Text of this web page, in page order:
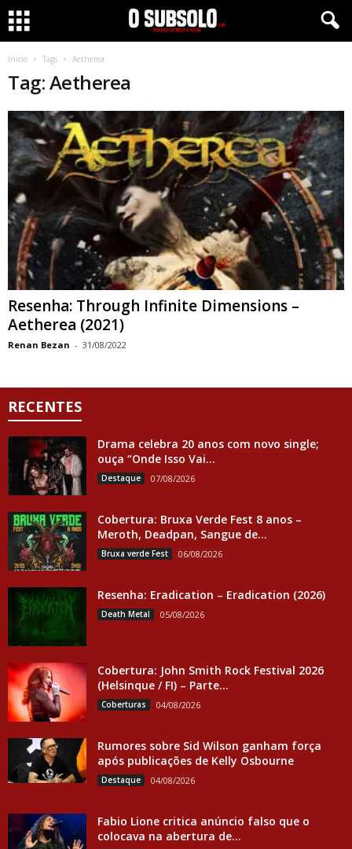
Início Tags Aetherea
Tag: Aetherea
Resenha: Through Infinite Dimensions –
Aetherea (2021)
Renan Bezan - 31/08/2022
RECENTES
Drama celebra 20 anos com novo single;
ouça “Onde Isso Vai...
Destaque 07/08/2026
Cobertura: Bruxa Verde Fest 8 anos –
Meroth, Deadpan, Sangue de...
Bruxa verde Fest 06/08/2026
Resenha: Eradication – Eradication (2026)
Death Metal 05/08/2026
Cobertura: John Smith Rock Festival 2026
(Helsinque / FI) – Parte...
Coberturas 04/08/2026
Rumores sobre Sid Wilson ganham força
após publicações de Kelly Osbourne
Destaque 04/08/2026
Fabio Lione critica anúncio falso que o
colocava na abertura de...